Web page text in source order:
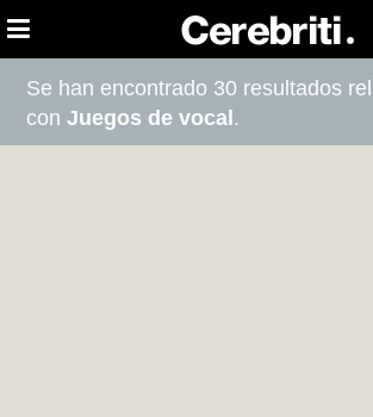
Se han encontrado 30 resultados
conJuegos de vocal .